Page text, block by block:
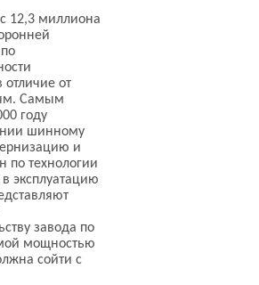
12,3 миллиона
от
Самым
году
шинному
и
по технологии
эксплуатацию
завода по
мощностью
сойти с